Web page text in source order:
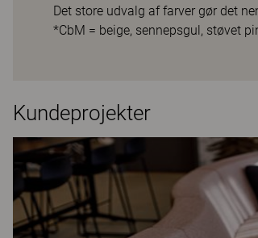
Det store udvalg af farver gør det
*CbM = beige, sennepsgul, støvet
Kundeprojekter